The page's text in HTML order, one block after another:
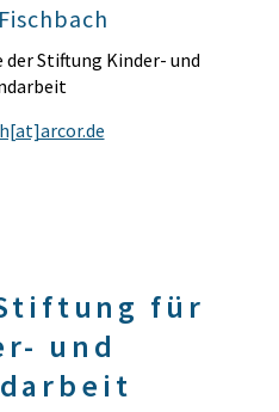
Stiftung Kinder- und
für
und